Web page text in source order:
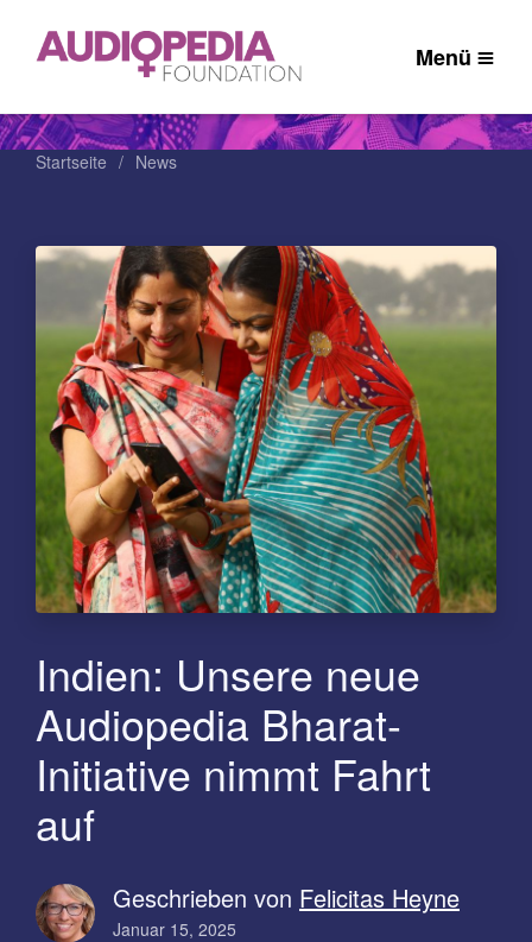
Menü
Startseite News
Indien: Unsere neue
Audiopedia Bharat-
Initiative nimmt Fahrt
auf
Geschrieben von Felicitas Heyne
Januar 15, 2025